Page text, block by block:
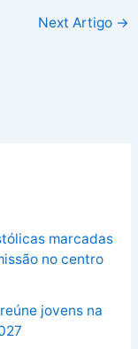
Next Artigo →
marcadas
no centro
jovens na